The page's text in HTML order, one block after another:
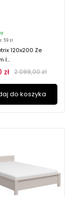
59 zł
120x200 Ze
I...
zł 2 099,00 zł
do koszyka